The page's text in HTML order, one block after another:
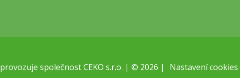
provozuje společnost CEKO s.r.o. | © 2026 | Nastavení cookies